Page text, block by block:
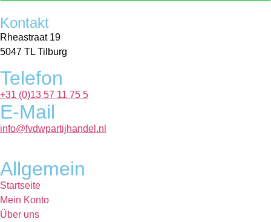
Kontakt
Rheastraat 19
5047 TL Tilburg
Telefon
+31 (0)13 57 11 75 5
E-Mail
info@fvdwpartijhandel.nl
Allgemein
Startseite
Mein Konto
Über uns